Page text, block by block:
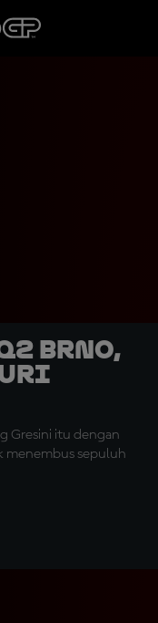
Brno,
Gresini itu dengan
menembus sepuluh